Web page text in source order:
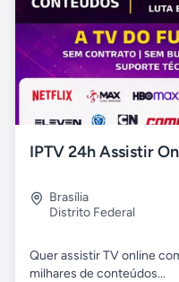
Brasília
Distrito Federal
Quer assistir TV online
milhares de conteúdos...